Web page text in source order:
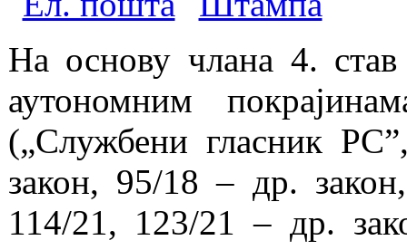
На основу члана 4.
аутономним
(„Службени гласник
закон, 95/18 – др.
114/21, 123/21 – др.